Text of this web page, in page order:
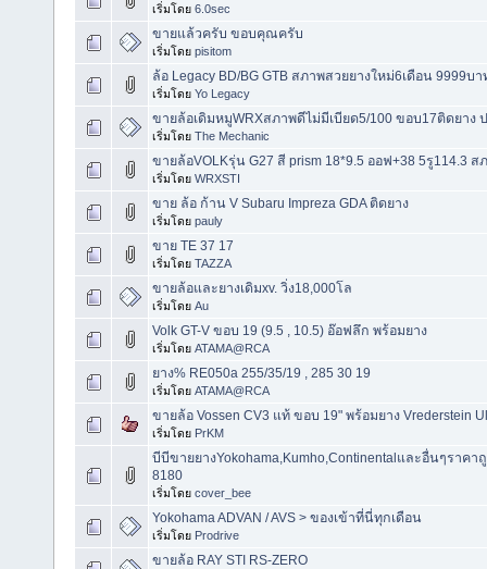
เริ่มโดย 6.0sec
ขายแล้วครับ ขอบคุณครับ
เริ่มโดย pisitom
ล้อ Legacy BD/BG GTB สภาพสวยยางใหม่6เดือน 9999บ
เริ่มโดย Yo Legacy
ขายล้อเดิมหมูWRXสภาพดีไม่มีเบียด5/100 ขอบ17ติดยาง
เริ่มโดย The Mechanic
ขายล้อVOLKรุ่น G27 สี prism 18*9.5 ออฟ+38 5รู114.3 ส
เริ่มโดย WRXSTI
ขาย ล้อ ก้าน V Subaru Impreza GDA ติดยาง
เริ่มโดย pauly
ขาย TE 37 17
เริ่มโดย TAZZA
ขายล้อและยางเดิมxv. วิ่ง18,000โล
เริ่มโดย Au
Volk GT-V ขอบ 19 (9.5 , 10.5) อ๊อฟลึก พร้อมยาง
เริ่มโดย ATAMA@RCA
ยาง% RE050a 255/35/19 , 285 30 19
เริ่มโดย ATAMA@RCA
ขายล้อ Vossen CV3 แท้ ขอบ 19" พร้อมยาง Vrederstein
เริ่มโดย PrKM
บีบีขายยางYokohama,Kumho,Continentalและอื่นๆราคา
8180
เริ่มโดย cover_bee
Yokohama ADVAN / AVS > ของเข้าที่นี่ทุกเดือน
เริ่มโดย Prodrive
ขายล้อ RAY STI RS-ZERO